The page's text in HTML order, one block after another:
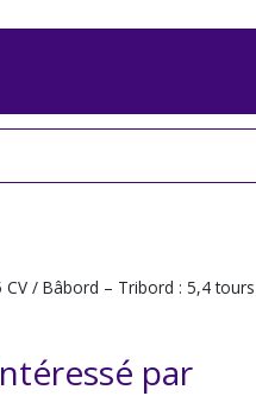
/ Bâbord – Tribord : 5,4
par